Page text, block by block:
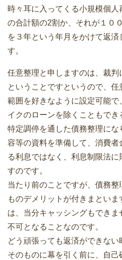
時々耳に入ってくる小規模個
の合計額の2割か、それが１０
を３年という年月をかけて返
す。
任意整理と申しますのは、裁判
ということですというので、
範囲を好きなように設定可能
イクのローンを除くこともでき
特定調停を通した債務整理に
容等の資料を準備して、消費
る利息ではなく、利息制限法
すのです。
当たり前のことですが、債務
ものデメリットが付きまとい
は、当分キャッシングもでき
不可となることなのです。
どう頑張っても返済ができな
そのものに幕を引く前に、自